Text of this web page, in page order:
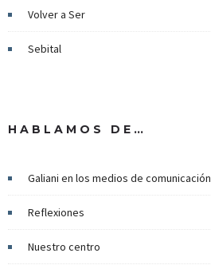
Volver a Ser
Sebital
HABLAMOS DE…
Galiani en los medios de comunicación
Reflexiones
Nuestro centro